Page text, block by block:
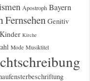
Apostroph Bayern
Fernsehen Genitiv
Kinder Kirche
Mode Musiktitel